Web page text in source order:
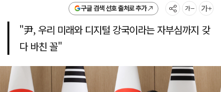
구글 검색 선호 출처로 추가
"尹, 우리 미래와 디지털 강국이라는 자부심까지 갖
다 바친 꼴"